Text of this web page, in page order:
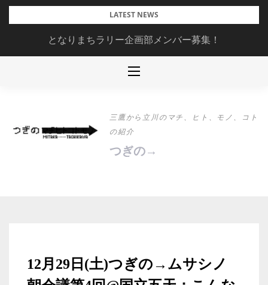
Skip
LATEST NEWS
となりまちラリー企画部メンバー募集！
三鷹から立川のマチ、ヒト、モノ、コト
の紹介
つぎの→
12月29日(土)つぎの→ムサシノ